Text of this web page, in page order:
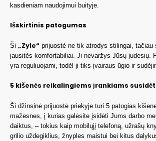
kasdieniam naudojimui buityje.
Išskirtinis patogumas
Ši „Zyle“ prijuostė ne tik atrodys stilingai, tačiau
jausitės komfortabiliai. Ji nevaržys Jūsų judesių.
yra reguliuojami, todėl ji tiks įvairaus ūgio ir
5 kišenės reikalingiems įrankiams
Ši džinsinė prijuostė priekyje turi 5 patogias
mažesnes, į kurias galėsite įsidėti Jums darbo
daiktus, – tokius kaip mobilųjį telefoną, užrašų
grilio uždegiklius, žnyples maistui bei kitus